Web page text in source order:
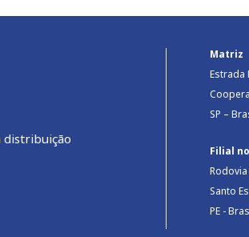
distribuição
Matriz
Estrada
SP –
Filial
Santo
PE -